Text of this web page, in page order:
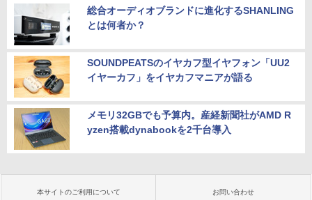
総合オーディオブランドに進化するSHANLING
とは何者か？
SOUNDPEATSのイヤカフ型イヤフォン「UU2
イヤーカフ」をイヤカフマニアが語る
メモリ32GBでも予算内。産経新聞社がAMD R
yzen搭載dynabookを2千台導入
本サイトのご利用について お問い合わせ